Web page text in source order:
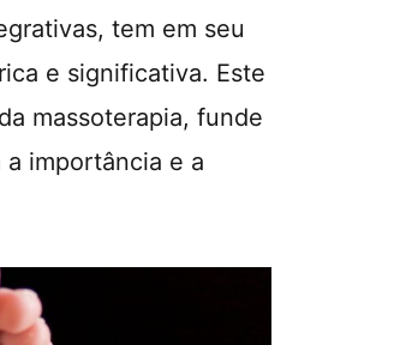
tem em seu
e significativa. Este
massoterapia, funde
importância e a